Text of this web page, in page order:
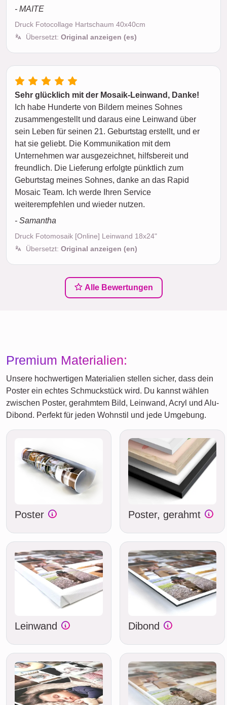
- MAITE
Druck Fotocollage Hartschaum 40x40cm
Übersetzt: Original anzeigen (es)
Sehr glücklich mit der Mosaik-Leinwand, Danke!
Ich habe Hunderte von Bildern meines Sohnes
zusammengestellt und daraus eine Leinwand über
sein Leben für seinen 21. Geburtstag erstellt, und er
hat sie geliebt. Die Kommunikation mit dem
Unternehmen war ausgezeichnet, hilfsbereit und
freundlich. Die Lieferung erfolgte pünktlich zum
Geburtstag meines Sohnes, danke an das Rapid
Mosaic Team. Ich werde Ihren Service
weiterempfehlen und wieder nutzen.
- Samantha
Druck Fotomosaik [Online] Leinwand 18x24"
Übersetzt: Original anzeigen (en)
Alle Bewertungen
Premium Materialien:
Unsere hochwertigen Materialien stellen sicher, dass dein
Poster ein echtes Schmuckstück wird. Du kannst wählen
zwischen Poster, gerahmtem Bild, Leinwand, Acryl und Alu-
Dibond. Perfekt für jeden Wohnstil und jede Umgebung.
Poster Poster, gerahmt
Leinwand Dibond